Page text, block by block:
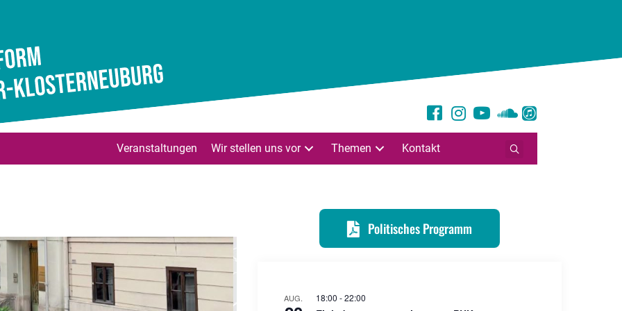
Veranstaltungen Wir stellen uns vor Themen Kontakt
Politisches Programm
AUG. 18:00 -22:00